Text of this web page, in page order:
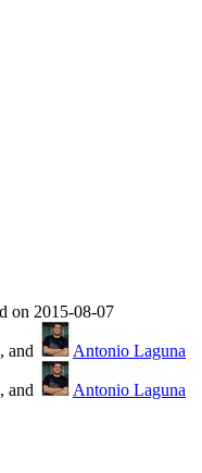
on 2015-08-07
, and Antonio Laguna
, and Antonio Laguna